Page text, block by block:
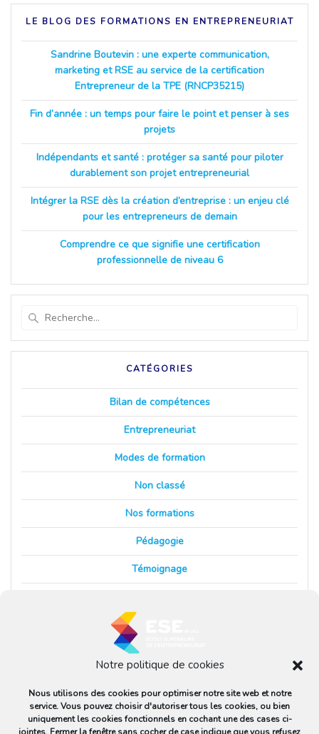
Notre politique de cookies
Nous utilisons des cookies pour optimiser notre site web et notre
service. Vous pouvez choisir d'autoriser tous les cookies, ou bien
uniquement les cookies fonctionnels en cochant une des cases ci-
LE BLOG DES FORMATIONS EN ENTREPRENEURIAT
Sandrine Boutevin : une experte communication,
marketing et RSE au service de la certification
Entrepreneur de la TPE (RNCP35215)
Fin d’année : un temps pour faire le point et penser à ses
projets
Indépendants et santé : protéger sa santé pour piloter
durablement son projet entrepreneurial
Intégrer la RSE dès la création d’entreprise : un enjeu clé
pour les entrepreneurs de demain
Comprendre ce que signifie une certification
professionnelle de niveau 6
:
CATÉGORIES
Bilan de compétences
Entrepreneuriat
Modes de formation
Non classé
Nos formations
Pédagogie
Témoignage
Ecole Supérieure de l'Entrepreneuriat
© 2026 Ecole Supérieure de l'Entrepreneuriat